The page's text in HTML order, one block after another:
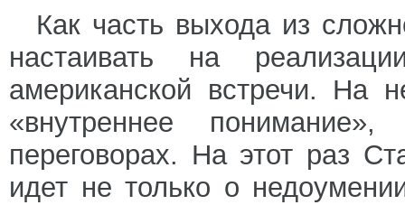
Как часть выхода из
настаивать на
американской встречи. На
«внутреннее
переговорах. На этот раз
идет не только о